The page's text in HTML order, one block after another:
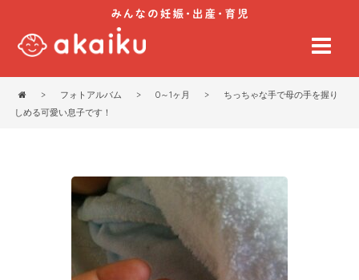
> フォトアルバム > 0～1ヶ月 >
ちっちゃな手で母の手を握り
しめる可愛い息子です！